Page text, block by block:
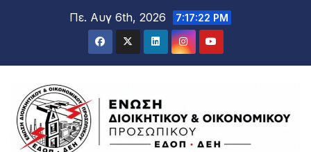
Πε. Αυγ 6th, 2026 7:17:23 PM